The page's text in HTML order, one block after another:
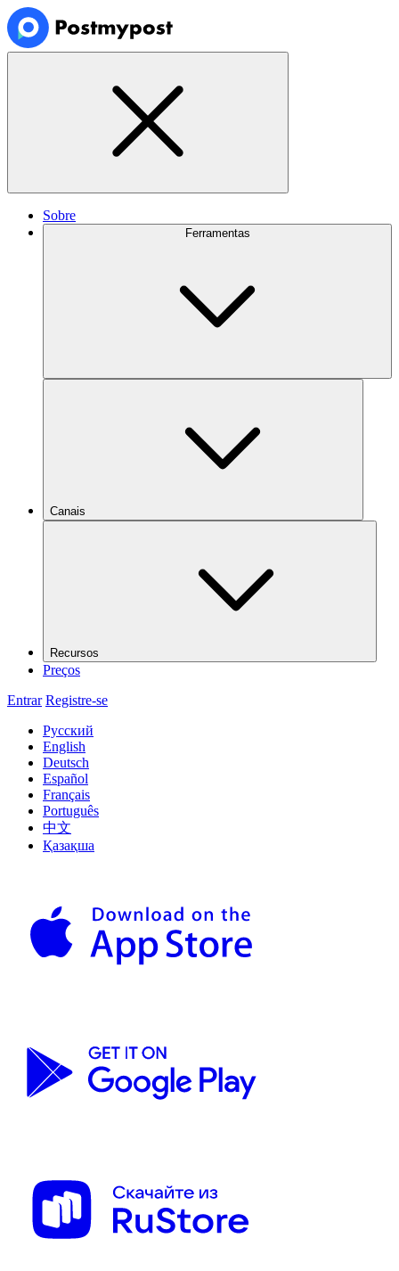
Sobre
Ferramentas
Canais
Recursos
Preços
Entrar Registre-se
Русский
English
Deutsch
Español
Français
Português
中文
Қазақша